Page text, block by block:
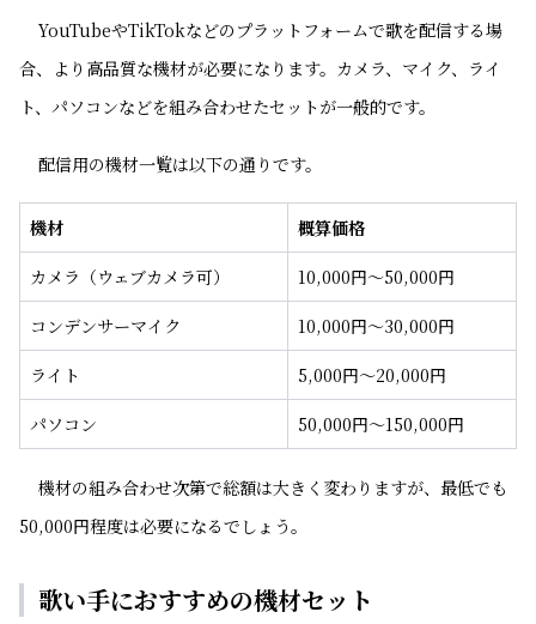
YouTubeやTikTokなどのプラットフォームで歌を配信する場
合、より高品質な機材が必要になります。カメラ、マイク、ライ
ト、パソコンなどを組み合わせたセットが一般的です。
配信用の機材一覧は以下の通りです。
機材 概算価格
カメラ（ウェブカメラ可） 10,000円～50,000円
コンデンサーマイク 10,000円～30,000円
ライト 5,000円～20,000円
パソコン 50,000円～150,000円
機材の組み合わせ次第で総額は大きく変わりますが、最低でも
50,000円程度は必要になるでしょう。
歌い手におすすめの機材セット